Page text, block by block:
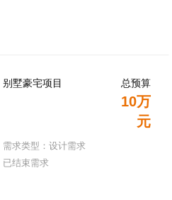
别墅豪宅项目 总预算
10万
元
需求类型：设计需求
已结束需求